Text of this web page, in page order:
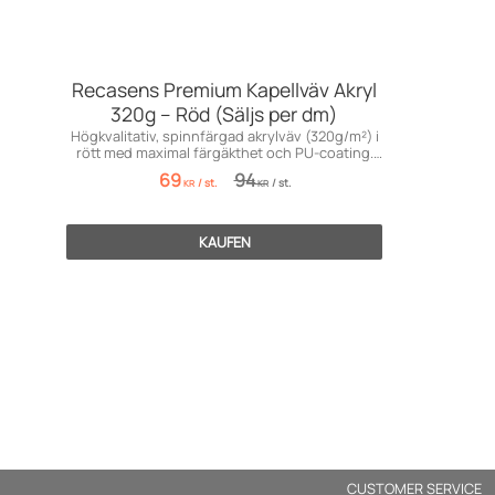
Recasens Premium Kapellväv Akryl
320g – Röd (Säljs per dm)
Högkvalitativ, spinnfärgad akrylväv (320g/m²) i
rött med maximal färgäkthet och PU-coating.
Premium!
69KR /st. 94KR /st.
KAUFEN
CUSTOMER SERVICE